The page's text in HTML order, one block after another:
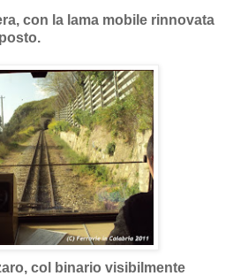
con la lama mobile rinnovata
col binario visibilmente